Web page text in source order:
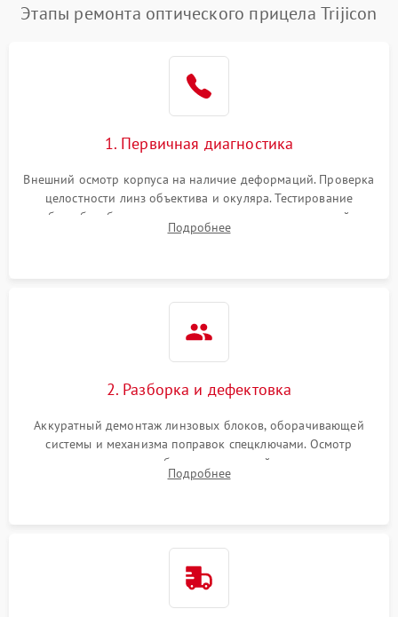
Этапы ремонта оптического прицела Trijicon
1. Первичная диагностика
Внешний осмотр корпуса на наличие деформаций. Проверка
целостности линз объектива и окуляра. Тестирование
работы барабанчиков ввода поправок, кольца отстройки
параллакса и зума. Выявление сколов, внутренних
Подробнее
2. Разборка и дефектовка
Аккуратный демонтаж линзовых блоков, оборачивающей
системы и механизма поправок спецключами. Осмотр
внутренних резьбовых соединений, пружин и
уплотнительных колец. Поиск причин люфта, смещения
Подробнее